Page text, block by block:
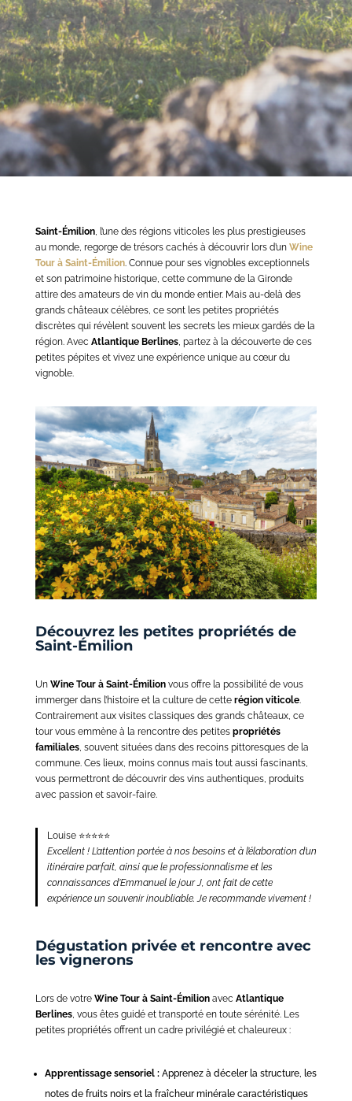
Saint-Émilion, l’une des régions viticoles les plus prestigieuses
au monde, regorge de trésors cachés à découvrir lors d’un Wine
Tour à Saint-Émilion. Connue pour ses vignobles exceptionnels
et son patrimoine historique, cette commune de la Gironde
attire des amateurs de vin du monde entier. Mais au-delà des
grands châteaux célèbres, ce sont les petites propriétés
discrètes qui révèlent souvent les secrets les mieux gardés de la
région. Avec Atlantique Berlines, partez à la découverte de ces
petites pépites et vivez une expérience unique au cœur du
vignoble.
Découvrez les petites propriétés de
Saint-Émilion
Un Wine Tour à Saint-Émilionvous offre la possibilité de vous
immerger dans l’histoire et la culture de cette région viticole.
Contrairement aux visites classiques des grands châteaux, ce
tour vous emmène à la rencontre des petites propriétés
familiales, souvent situées dans des recoins pittoresques de la
commune. Ces lieux, moins connus mais tout aussi fascinants,
vous permettront de découvrir des vins authentiques, produits
avec passion et savoir-faire.
Louise ⭐️⭐️⭐️⭐️⭐️
Excellent ! L’attention portée à nos besoins et à l’élaboration d’un
itinéraire parfait, ainsi que le professionnalisme et les
connaissances d’Emmanuel le jour J, ont fait de cette
expérience un souvenir inoubliable. Je recommande vivement !
Dégustation privée et rencontre avec
les vignerons
Lors de votre Wine Tour à Saint-Émilionavec Atlantique
Berlines, vous êtes guidé et transporté en toute sérénité. Les
petites propriétés offrent un cadre privilégié et chaleureux :
Apprentissage sensoriel :Apprenez à déceler la structure, les
notes de fruits noirs et la fraîcheur minérale caractéristiques